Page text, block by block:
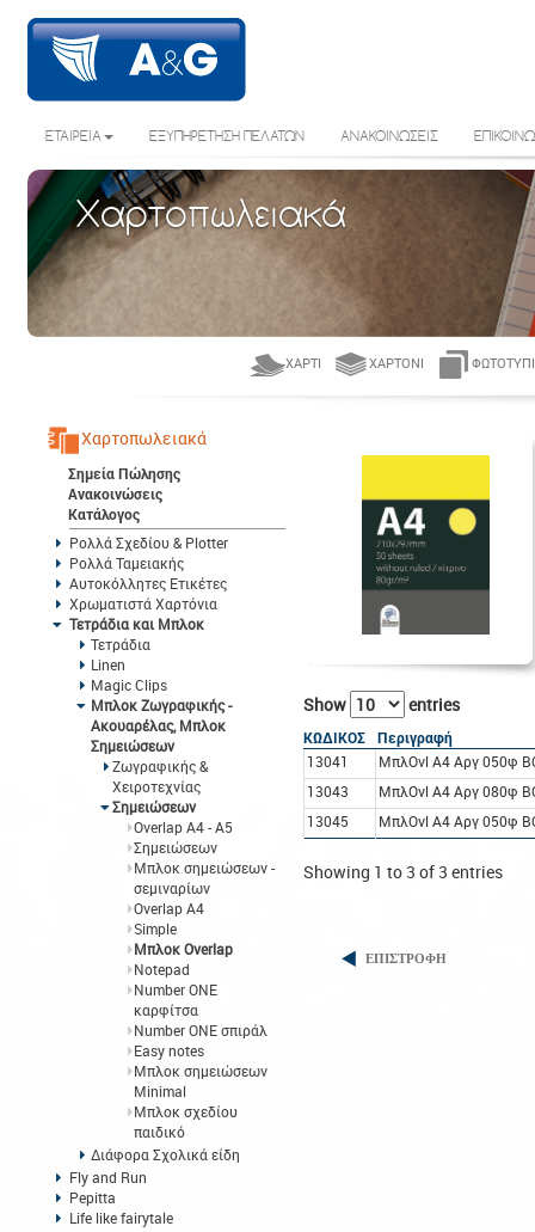
ΕΤΑΙΡΕΙΑ ΕΞΥΠΗΡΕΤΗΣΗ ΠΕΛΑΤΩΝ ΑΝΑΚΟΙΝΩΣΕΙΣ
Χαρτοπωλειακά
ΧΑΡΤΊ ΧΑΡΤΌΝΙ
Χαρτοπωλειακά
Σημεία Πώλησης
Ανακοινώσεις
Κατάλογος
Ρολλά Σχεδίου & Plotter
Ρολλά Ταμειακής
Αυτοκόλλητες Ετικέτες
Χρωματιστά Χαρτόνια
Τετράδια και Μπλοκ
Τετράδια
Linen
Magic Clips
Μπλοκ Ζωγραφικής -
Ακουαρέλας, Μπλοκ
Σημειώσεων
Ζωγραφικής &
Χειροτεχνίας
Σημειώσεων
Overlap A4 - A5
Σημειώσεων
Μπλοκ σημειώσεων -
σεμιναρίων
Overlap A4
Simple
Μπλοκ Overlap
Notepad
Number ONE
καρφίτσα
Number ONE σπιράλ
Easy notes
Μπλοκ σημειώσεων
Minimal
Μπλοκ σχεδίου
παιδικό
Διάφορα Σχολικά είδη
Fly and Run
Pepitta
Life like fairytale
Show entries
ΚΩΔΙΚΟΣ
Περιγραφή
13041
ΜπλOvl A4 Αργ 050φ
13043
ΜπλOvl A4 Αργ 080φ
13045
ΜπλOvl A4 Αργ 050φ
Showing 1 to 3 of 3 entries
ΕΠΙΣΤΡΟΦΗ